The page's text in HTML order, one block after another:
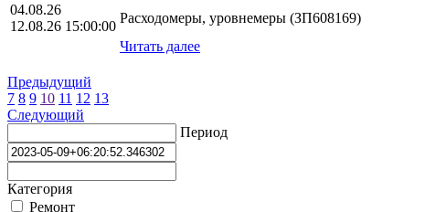
04.08.26
12.08.26 15:00:00
Расходомеры, уровнемеры (ЗП608169)
Читать далее
Предыдущий
7 8 9 10 11 12 13
Следующий
Период
Категория
Ремонт